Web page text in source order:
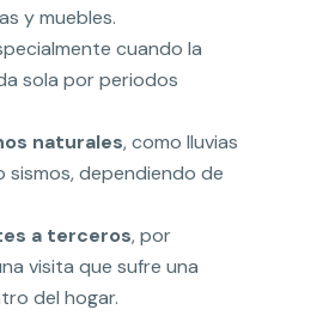
y muebles.
cuando la
sola por periodos
naturales, como lluvias
sismos, dependiendo de
a terceros, por
visita que sufre una
del hogar.